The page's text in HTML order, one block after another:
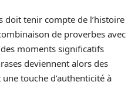
doit tenir compte de l’histoire
de proverbes avec
moments significatifs
deviennent alors des
touche d’authenticité à